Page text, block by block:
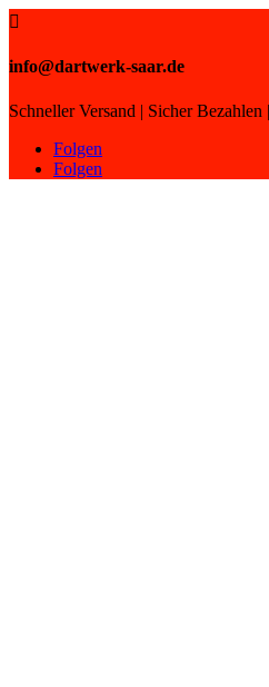

info@dartwerk-saar.de
Schneller Versand | Sicher
Folgen
Folgen